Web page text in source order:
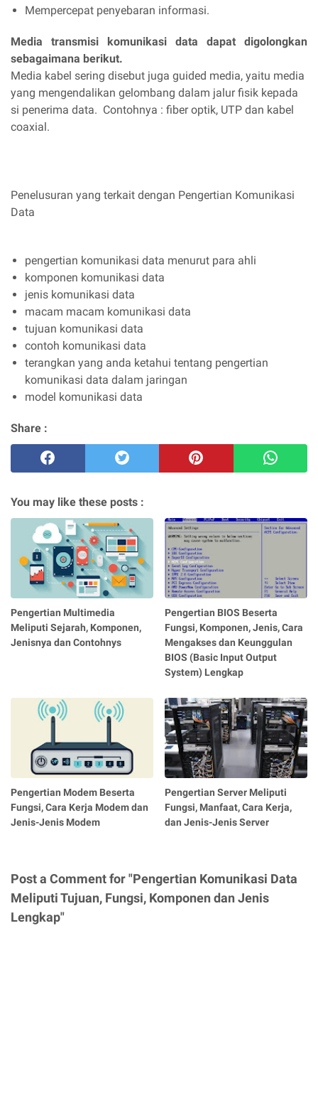
Mempercepat penyebaran informasi.
Media transmisi komunikasi data dapat digolongkan
sebagaimana berikut.
Media kabel sering disebut juga guided media, yaitu media
yang mengendalikan gelombang dalam jalur fisik kepada
si penerima data. Contohnya : fiber optik, UTP dan kabel
coaxial.
Penelusuran yang terkait dengan Pengertian Komunikasi
Data
pengertian komunikasi data menurut para ahli
komponen komunikasi data
jenis komunikasi data
macam macam komunikasi data
tujuan komunikasi data
contoh komunikasi data
terangkan yang anda ketahui tentang pengertian
komunikasi data dalam jaringan
model komunikasi data
Share :
You may like these posts :
Pengertian Multimedia
Meliputi Sejarah, Komponen,
Jenisnya dan Contohnys
Pengertian BIOS Beserta
Fungsi, Komponen, Jenis, Cara
Mengakses dan Keunggulan
BIOS (Basic Input Output
System) Lengkap
Pengertian Modem Beserta
Fungsi, Cara Kerja Modem dan
Jenis-Jenis Modem
Pengertian Server Meliputi
Fungsi, Manfaat, Cara Kerja,
dan Jenis-Jenis Server
Post a Comment for "Pengertian Komunikasi Data
Meliputi Tujuan, Fungsi, Komponen dan Jenis
Lengkap"